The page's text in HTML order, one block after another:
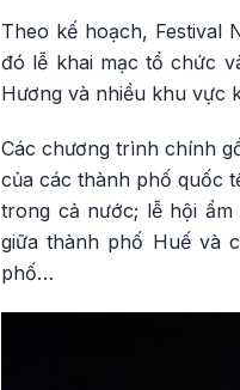
Theo kế hoạch, Festival
đó lễ khai mạc tổ chức
Hương và nhiều khu vực
Các chương trình chính
của các thành phố quốc
trong cả nước; lễ hội
giữa thành phố Huế và
phố…